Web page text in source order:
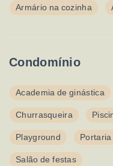
Armário na cozinha
Condomínio
Academia de ginástica
Churrasqueira
Playground
Salão de festas